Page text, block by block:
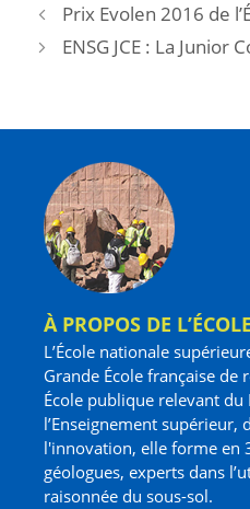
Prix Evolen 2016 de
ENSG JCE : La Junior
À PROPOS DE L’ÉCOLE
L’École nationale
Grande École française de
École publique relevant
l’Enseignement supérieur,
l'innovation, elle forme en
géologues, experts dans
raisonnée du sous-sol.